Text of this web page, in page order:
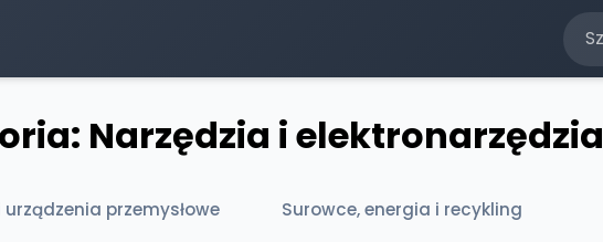
Narzędzia i elektronarzędzia
urządzenia przemysłowe Surowce, energia i recykling